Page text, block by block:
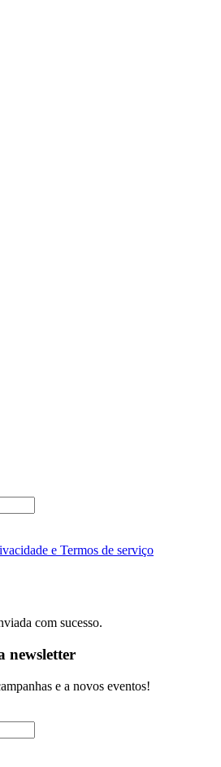
e Termos de serviço
com sucesso.
newsletter
e a novos eventos!